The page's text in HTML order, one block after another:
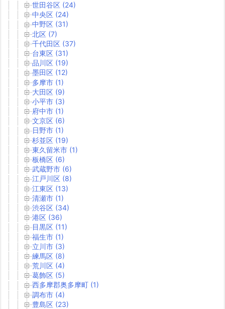
世田谷区 (24)
中央区 (24)
中野区 (31)
北区 (7)
千代田区 (37)
台東区 (31)
品川区 (19)
墨田区 (12)
多摩市 (1)
大田区 (9)
小平市 (3)
府中市 (1)
文京区 (6)
日野市 (1)
杉並区 (19)
東久留米市 (1)
板橋区 (6)
武蔵野市 (6)
江戸川区 (8)
江東区 (13)
清瀬市 (1)
渋谷区 (34)
港区 (36)
目黒区 (11)
福生市 (1)
立川市 (3)
練馬区 (8)
荒川区 (4)
葛飾区 (5)
西多摩郡奥多摩町 (1)
調布市 (4)
豊島区 (23)